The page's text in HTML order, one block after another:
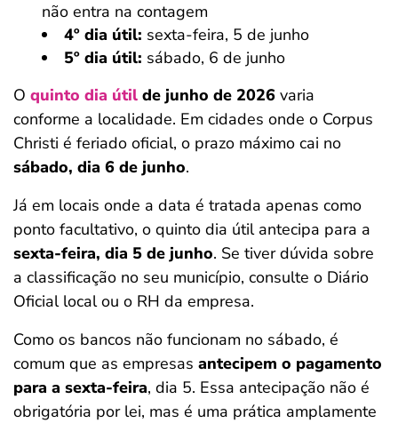
não entra na contagem
4º dia útil: sexta-feira, 5 de junho
5º dia útil: sábado, 6 de junho
O quinto dia útil de junho de 2026 varia
conforme a localidade. Em cidades onde o Corpus
Christi é feriado oficial, o prazo máximo cai no
sábado, dia 6 de junho.
Já em locais onde a data é tratada apenas como
ponto facultativo, o quinto dia útil antecipa para a
sexta-feira, dia 5 de junho. Se tiver dúvida sobre
a classificação no seu município, consulte o Diário
Oficial local ou o RH da empresa.
Como os bancos não funcionam no sábado, é
comum que as empresas antecipem o pagamento
para a sexta-feira, dia 5. Essa antecipação não é
obrigatória por lei, mas é uma prática amplamente